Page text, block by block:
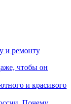
и ремонту
чтобы он
и красивого